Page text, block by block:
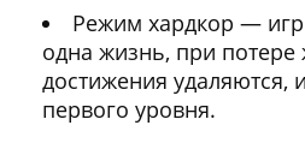
Режим хардкор —
одна жизнь, при потере
достижения удаляются,
первого уровня.